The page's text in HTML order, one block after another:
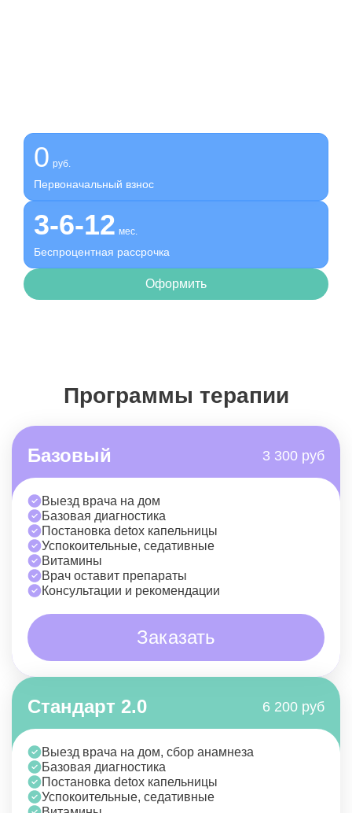
0 руб.
Первоначальный взнос
3-6-12 мес.
Беспроцентная рассрочка
Оформить
Программы терапии
Базовый 3 300 руб
Выезд врача на дом
Базовая диагностика
Постановка detox капельницы
Успокоительные, седативные
Витамины
Врач оставит препараты
Консультации и рекомендации
Заказать
Стандарт 2.0 6 200 руб
Выезд врача на дом, сбор анамнеза
Базовая диагностика
Постановка detox капельницы
Успокоительные, седативные